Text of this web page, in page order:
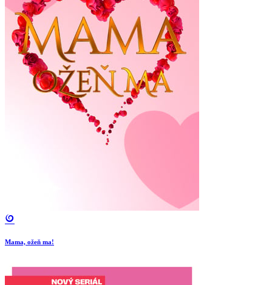
Mama, ožeň ma!